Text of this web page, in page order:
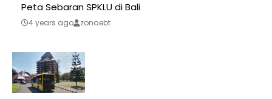
Peta Sebaran SPKLU di Bali
4 years ago zonaebt